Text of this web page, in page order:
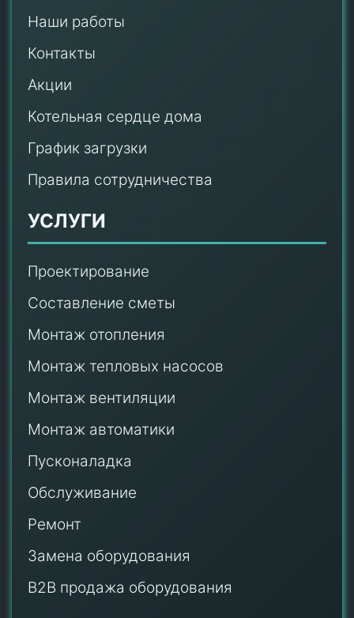
Наши работы
Контакты
Акции
Котельная сердце дома
График загрузки
Правила сотрудничества
УСЛУГИ
Проектирование
Составление сметы
Монтаж отопления
Монтаж тепловых насосов
Монтаж вентиляции
Монтаж автоматики
Пусконаладка
Обслуживание
Ремонт
Замена оборудования
B2B продажа оборудования